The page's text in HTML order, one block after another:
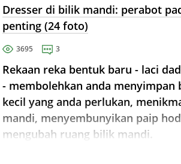
Dresser di bilik mandi: perabot
penting (24 foto)
3695 3
Rekaan reka bentuk baru - laci
- membolehkan anda menyimpan
kecil yang anda perlukan,
mandi, menyembunyikan paip
mengubah ruang bilik mandi.